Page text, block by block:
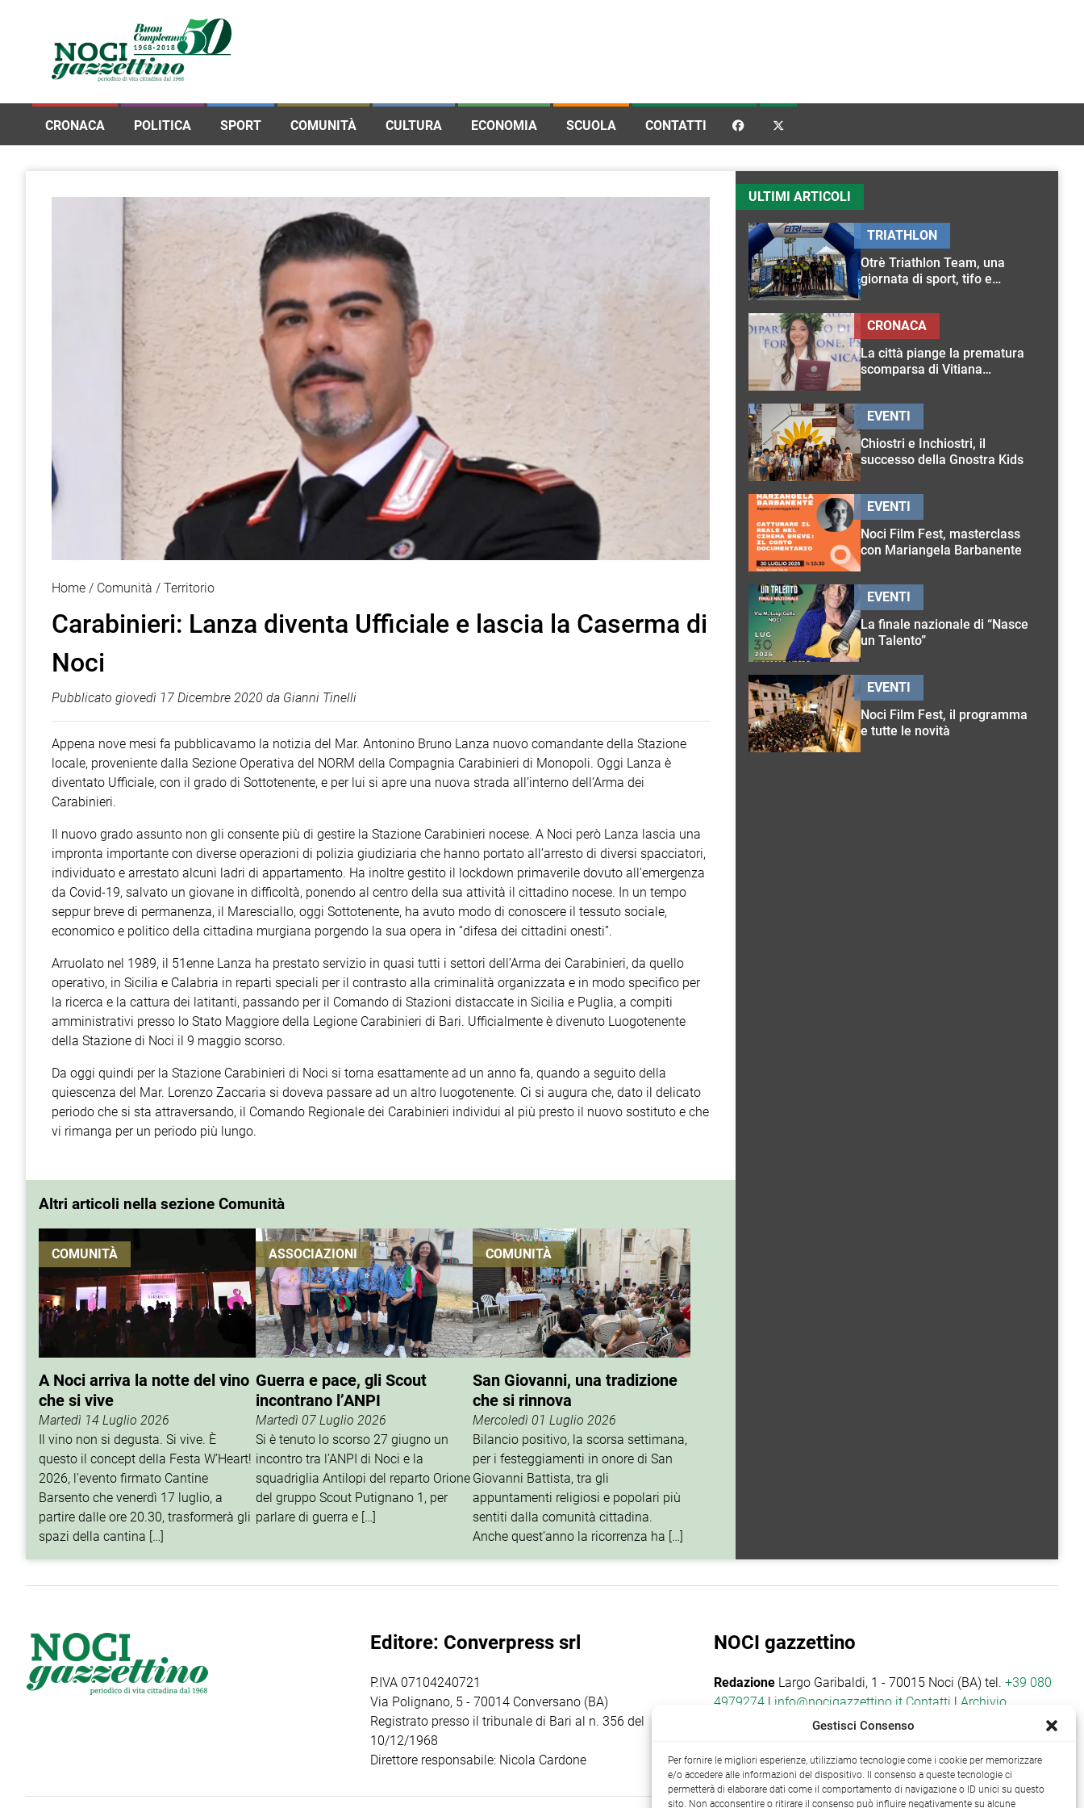
CRONACA POLITICA SPORT COMUNITÀ CULTURA ECONOMIA SCUOLA CONTATTI  
Home Comunità Territorio
Carabinieri: Lanza diventa Ufficiale e lascia la Caserma di
Noci
Pubblicato giovedì 17 Dicembre 2020 da Gianni Tinelli
Appena nove mesi fa pubblicavamo la notizia del Mar. Antonino Bruno Lanza nuovo comandante della Stazione
locale, proveniente dalla Sezione Operativa del NORM della Compagnia Carabinieri di Monopoli. Oggi Lanza è
diventato Ufficiale, con il grado di Sottotenente, e per lui si apre una nuova strada all’interno dell’Arma dei
Carabinieri.
Il nuovo grado assunto non gli consente più di gestire la Stazione Carabinieri nocese. A Noci però Lanza lascia una
impronta importante con diverse operazioni di polizia giudiziaria che hanno portato all’arresto di diversi spacciatori,
individuato e arrestato alcuni ladri di appartamento. Ha inoltre gestito il lockdown primaverile dovuto all’emergenza
da Covid-19, salvato un giovane in difficoltà, ponendo al centro della sua attività il cittadino nocese. In un tempo
seppur breve di permanenza, il Maresciallo, oggi Sottotenente, ha avuto modo di conoscere il tessuto sociale,
economico e politico della cittadina murgiana porgendo la sua opera in “difesa dei cittadini onesti”.
Arruolato nel 1989, il 51enne Lanza ha prestato servizio in quasi tutti i settori dell’Arma dei Carabinieri, da quello
operativo, in Sicilia e Calabria in reparti speciali per il contrasto alla criminalità organizzata e in modo specifico per
la ricerca e la cattura dei latitanti, passando per il Comando di Stazioni distaccate in Sicilia e Puglia, a compiti
amministrativi presso lo Stato Maggiore della Legione Carabinieri di Bari. Ufficialmente è divenuto Luogotenente
della Stazione di Noci il 9 maggio scorso.
Da oggi quindi per la Stazione Carabinieri di Noci si torna esattamente ad un anno fa, quando a seguito della
quiescenza del Mar. Lorenzo Zaccaria si doveva passare ad un altro luogotenente. Ci si augura che, dato il delicato
periodo che si sta attraversando, il Comando Regionale dei Carabinieri individui al più presto il nuovo sostituto e che
vi rimanga per un periodo più lungo.
Altri articoli nella sezione Comunità
COMUNITÀ
A Noci arriva la notte del vino
che si vive
Martedì 14 Luglio 2026
Il vino non si degusta. Si vive. È
questo il concept della Festa W’Heart!
2026, l’evento firmato Cantine
Barsento che venerdì 17 luglio, a
partire dalle ore 20.30, trasformerà gli
spazi della cantina […]
ASSOCIAZIONI
Guerra e pace, gli Scout
incontrano l’ANPI
Martedì 07 Luglio 2026
Si è tenuto lo scorso 27 giugno un
incontro tra l’ANPI di Noci e la
squadriglia Antilopi del reparto Orione
del gruppo Scout Putignano 1, per
parlare di guerra e […]
COMUNITÀ
San Giovanni, una tradizione
che si rinnova
Mercoledì 01 Luglio 2026
Bilancio positivo, la scorsa settimana,
per i festeggiamenti in onore di San
Giovanni Battista, tra gli
appuntamenti religiosi e popolari più
sentiti dalla comunità cittadina.
Anche quest’anno la ricorrenza ha […]
ULTIMI ARTICOLI
Otrè Triathlon Team, una
giornata di sport, tifo e
TRIATHLON
La città piange la prematura
scomparsa di Vitiana
CRONACA
Chiostri e Inchiostri, il
successo della Gnostra Kids
EVENTI
Noci Film Fest, masterclass
con Mariangela Barbanente
EVENTI
La finale nazionale di “Nasce
un Talento”
EVENTI
Noci Film Fest, il programma
e tutte le novità
EVENTI
Editore: Converpress srl
P.IVA 07104240721
Via Polignano, 5 - 70014 Conversano (BA)
Registrato presso il tribunale di Bari al n. 356 del
10/12/1968
Direttore responsabile: Nicola Cardone
NOCI gazzettino
Redazione Largo Garibaldi, 1 - 70015 Noci (BA) tel.+39 080
4979274 | info@nocigazzettino.it Contatti | Archivio
Gestisci Consenso
Per fornire le migliori esperienze, utilizziamo tecnologie come i cookie per memorizzare
e/o accedere alle informazioni del dispositivo. Il consenso a queste tecnologie ci
permetterà di elaborare dati come il comportamento di navigazione o ID unici su questo
sito. Non acconsentire o ritirare il consenso può influire negativamente su alcune